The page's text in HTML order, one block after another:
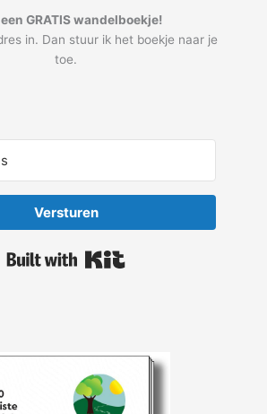
GRATIS wandelboekje!
in. Dan stuur ik het boekje naar je
toe.
Versturen